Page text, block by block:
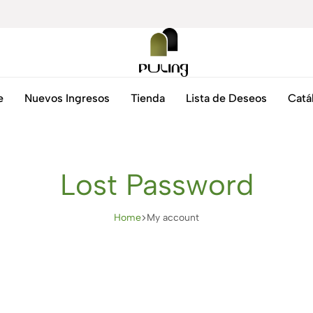
Costa
exclusiva
desde
Argentina
Brasil
Nuevos Ingresos Tienda Lista de Deseos
Lost Password
Home My account